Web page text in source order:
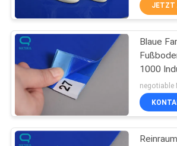
TRETEN
SIE
MIT
UNS
IN
VERBINDUNG
klebrige
Reinraumes
JETZT
Blaue
1000
negotiable
Reinraum